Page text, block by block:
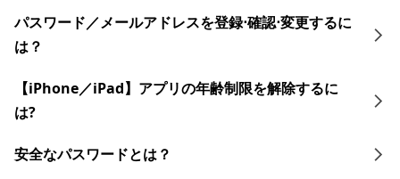
​パスワード／​メールアドレスを登録⋅確認⋅変更す るに
は？
【iPhone／iPad】アプリの年齢制限を解除するに
は?
安全なパスワードとは？